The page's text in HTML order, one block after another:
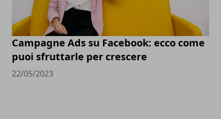
Campagne Ads su Facebook: ecco come
puoi sfruttarle per crescere
22/05/2023